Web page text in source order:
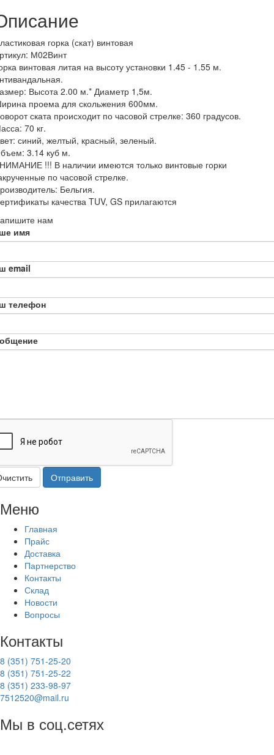
горка (скат) винтовая
М02Винт
винтовая литая на высоту установки 1.45 - 1.55 м.
Высота 2.00 м.* Диаметр 1,5м.
проема для скольжения 600мм.
ската происходит по часовой стрелке: 360 градусов.
70 кг.
синий, желтый, красный, зеленый.
3.14 куб м.
!!! В наличии имеются только винтовые горки
по часовой стрелке.
Бельгия.
качества TUV, GS прилагаются
нам
имя
email
телефон
Отправить
Меню
Главная
Прайс
Доставка
Партнерство
Контакты
Склад
Новости
Вопросы
Контакты
8 (351) 751-25-20
8 (351) 751-25-22
8 (351) 233-98-97
7512520@mail.ru
Мы в соц.сетях